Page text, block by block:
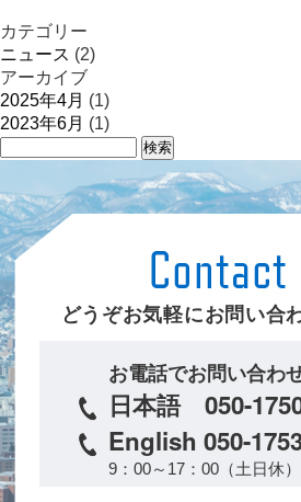
カテゴリー
ニュース (2)
アーカイブ
2025年4月 (1)
2023年6月 (1)
どうぞお気軽にお問い合
お電話でお問い合わ
日本語 050-
English 050-
9：00～17：00（土日休）